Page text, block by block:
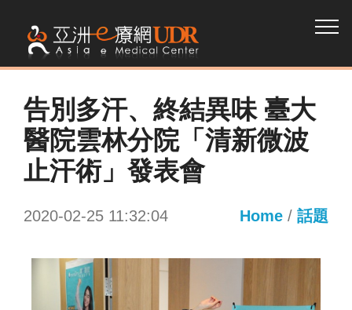
告別多汗、終結異味 臺大
醫院雲林分院「清新微波
止汗術」發表會
2020-02-25 11:32:04 Home / 話題